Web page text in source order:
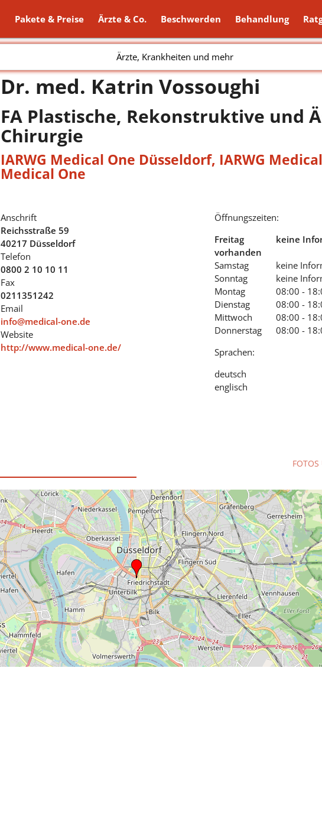
Pakete & Preise Ärzte & Co. Beschwerden Behandlung
Ärzte, Krankheiten und mehr
Dr. med. Katrin Vossoughi
FA Plastische, Rekonstruktive und
Chirurgie
IARWG Medical One Düsseldorf, IARWG
Medical One
Anschrift
Reichsstraße 59
40217 Düsseldorf
Telefon
0800 2 10 10 11
Fax
0211351242
Email
info@medical-one.de
Website
http://www.medical-one.de/
Öffnungszeiten:
Freitag
keine
vorhanden
Samstag
keine
Sonntag
keine
Montag
08:00 -
Dienstag
08:00 -
Mittwoch
08:00 -
Donnerstag
08:00 -
Sprachen:
deutsch
englisch